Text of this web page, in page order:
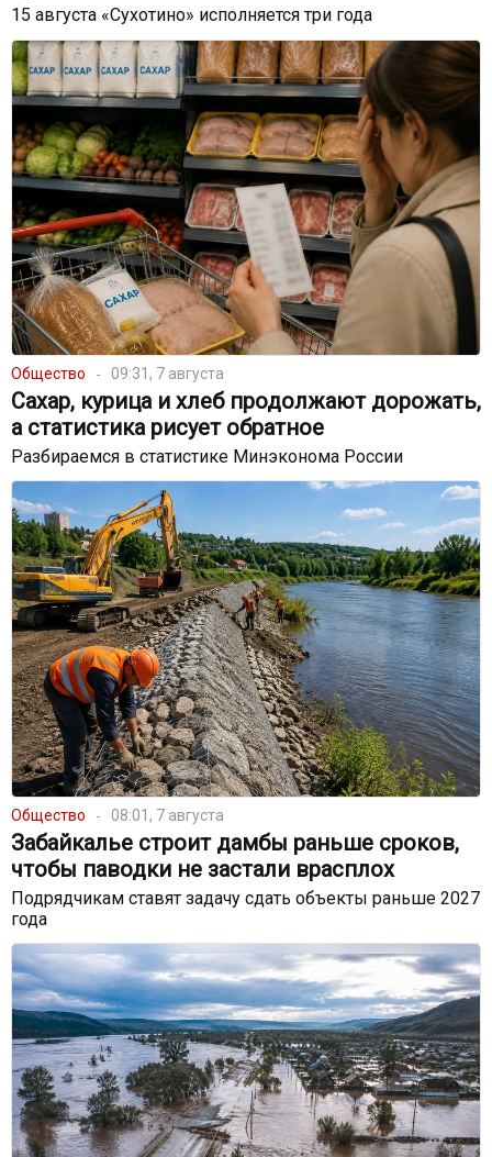
15 августа «Сухотино» исполняется три года
Общество 09:31, 7 августа
Сахар, курица и хлеб продолжают дорожать,
а статистика рисует обратное
Разбираемся в статистике Минэконома России
Общество 08:01, 7 августа
Забайкалье строит дамбы раньше сроков,
чтобы паводки не застали врасплох
Подрядчикам ставят задачу сдать объекты раньше 2027
года